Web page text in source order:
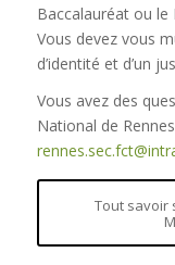
Baccalauréat ou
Vous devez vous
d’identité et d’un
Vous avez des
National de
Tout savoir